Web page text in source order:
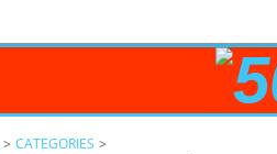
> CATEGORIES >